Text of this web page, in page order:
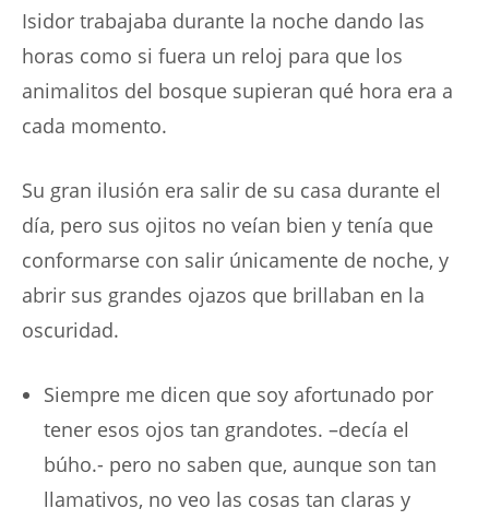
Isidor trabajaba durante la noche dando las
horas como si fuera un reloj para que los
animalitos del bosque supieran qué hora era a
cada momento.
Su gran ilusión era salir de su casa durante el
día, pero sus ojitos no veían bien y tenía que
conformarse con salir únicamente de noche, y
abrir sus grandes ojazos que brillaban en la
oscuridad.
Siempre me dicen que soy afortunado por
tener esos ojos tan grandotes. –decía el
búho.- pero no saben que, aunque son tan
llamativos, no veo las cosas tan claras y